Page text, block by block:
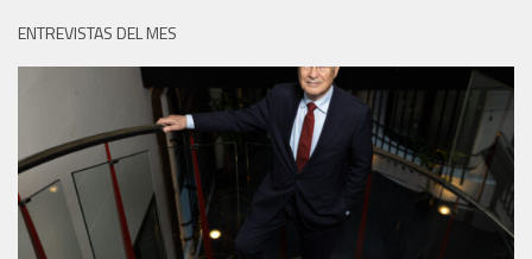
ENTREVISTAS DEL MES